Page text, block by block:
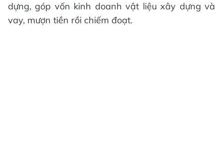
dựng, góp vốn kinh doanh vật liệu xây dựng và
vay, mượn tiền rồi chiếm đoạt.